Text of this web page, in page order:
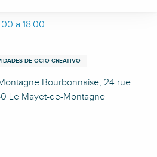
a 18:00
DE OCIO CREATIVO
Bourbonnaise, 24 rue
Le Mayet-de-Montagne